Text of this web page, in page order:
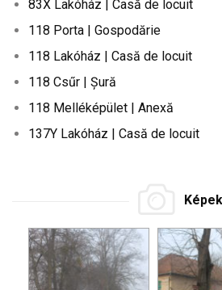
83X Lakóház | Casă de locuit
118 Porta | Gospodărie
118 Lakóház | Casă de locuit
118 Csűr | Șură
118 Melléképület | Anexă
137Y Lakóház | Casă de locuit
Képek